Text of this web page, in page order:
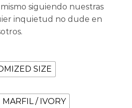
siguiendo nuestras
inquietud no dude en
SIZE
MARFIL / IVORY